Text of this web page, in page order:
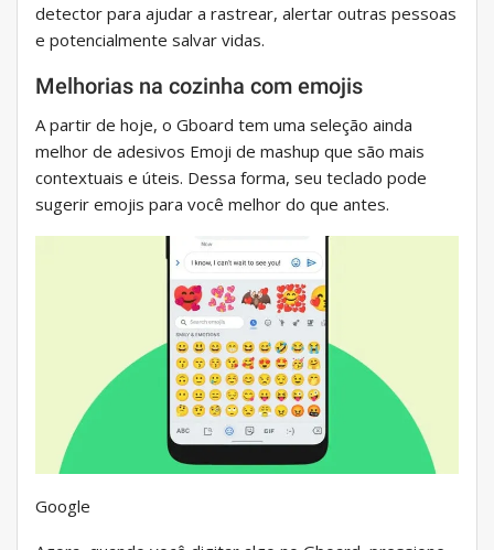
detector para ajudar a rastrear, alertar outras pessoas
e potencialmente salvar vidas.
Melhorias na cozinha com emojis
A partir de hoje, o Gboard tem uma seleção ainda
melhor de adesivos Emoji de mashup que são mais
contextuais e úteis. Dessa forma, seu teclado pode
sugerir emojis para você melhor do que antes.
Google